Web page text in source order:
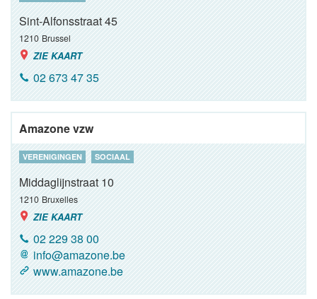
Sint-Alfonsstraat 45
1210 Brussel
ZIE KAART
02 673 47 35
Amazone vzw
VERENIGINGEN SOCIAAL
Middaglijnstraat 10
1210 Bruxelles
ZIE KAART
02 229 38 00
info@amazone.be
www.amazone.be